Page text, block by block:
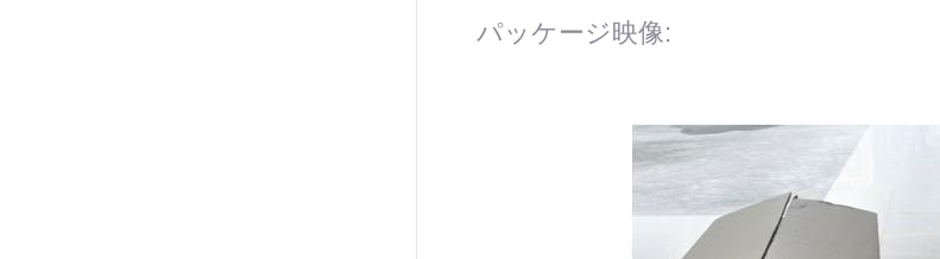
パッケージ映像: